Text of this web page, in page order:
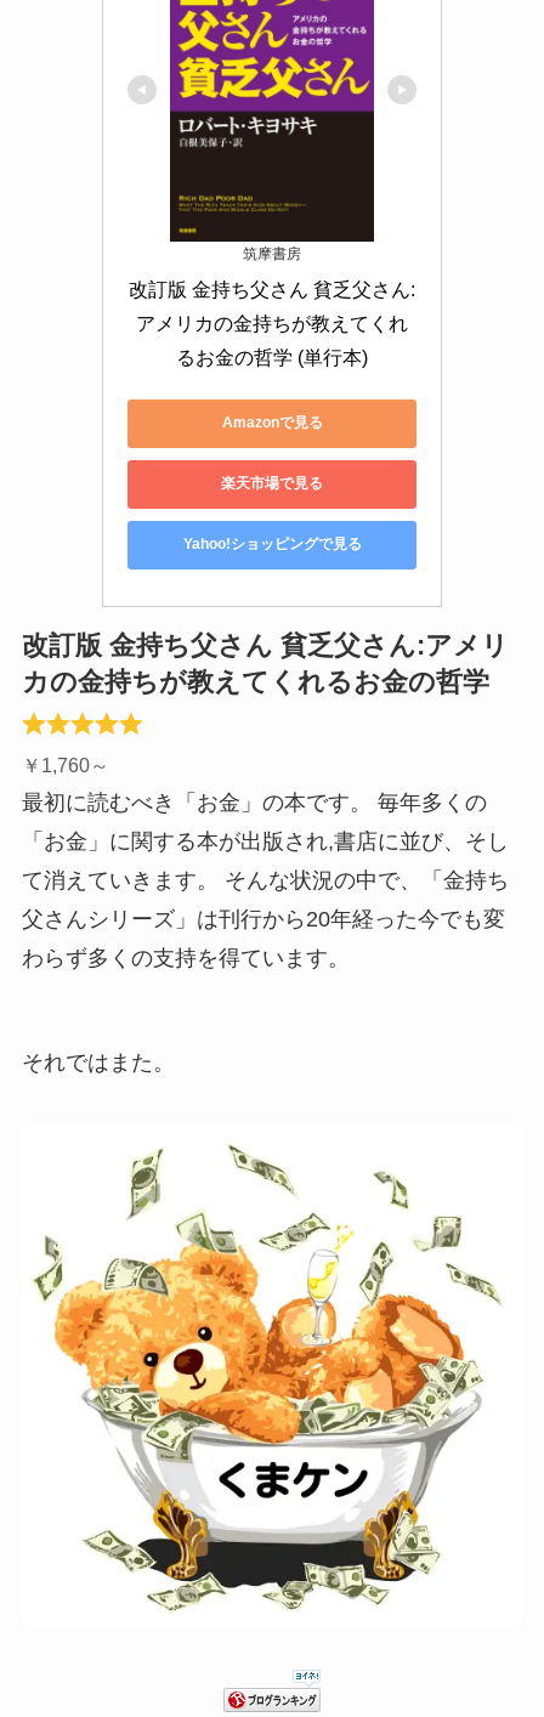
筑摩書房
改訂版 金持ち父さん 貧乏父さん:
アメリカの金持ちが教えてくれ
るお金の哲学 (単行本)
Amazonで見る
楽天市場で見る
Yahoo!ショッピングで見る
改訂版 金持ち父さん 貧乏父さん:アメリ
カの金持ちが教えてくれるお金の哲学
￥1,760～
最初に読むべき「お金」の本です。 毎年多くの
「お金」に関する本が出版され,書店に並び、そし
て消えていきます。 そんな状況の中で、「金持ち
父さんシリーズ」は刊行から20年経った今でも変
わらず多くの支持を得ています。
それではまた。